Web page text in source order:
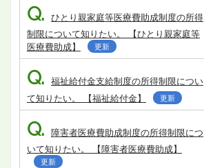
Q. ひとり親家庭等医療費助成制度の所得
制限について知りたい。 【ひとり親家庭等
医療費助成】
更新
Q. 福祉給付金支給制度の所得制限につい
て知りたい。 【福祉給付金】
更新
Q. 障害者医療費助成制度の所得制限につ
いて知りたい。 【障害者医療費助成】
更新